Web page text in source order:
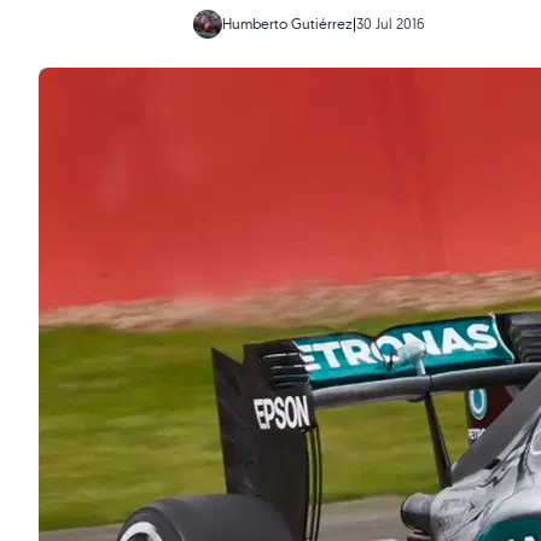
Humberto Gutiérrez|30 Jul 2016